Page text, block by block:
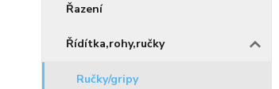
Řazení
Řídítka,rohy,ručky
Ručky/gripy